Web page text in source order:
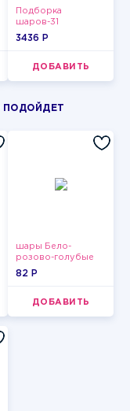
Подборка
шаров-31
3436 P
ДОБАВИТЬ
ПОДОЙДЕТ
шары Бело-
розово-голубые
пастельные
82 P
ДОБАВИТЬ